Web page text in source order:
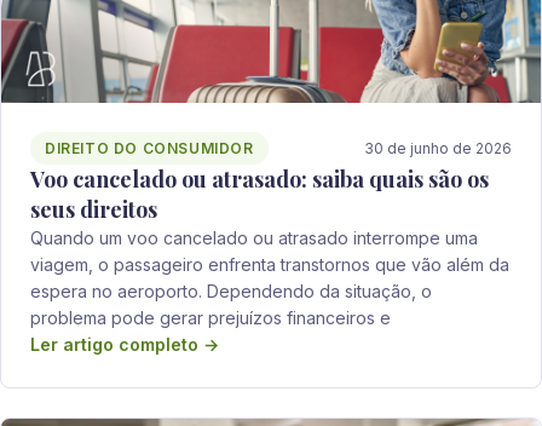
DIREITO DO CONSUMIDOR 30 de junho de 2026
Voo cancelado ou atrasado: saiba quais são os
seus direitos
Quando um voo cancelado ou atrasado interrompe uma
viagem, o passageiro enfrenta transtornos que vão além da
espera no aeroporto. Dependendo da situação, o
problema pode gerar prejuízos financeiros e
Ler artigo completo →